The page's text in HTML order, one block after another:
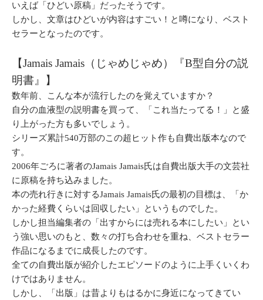
いえば「ひどい原稿」だったそうです。
しかし、文章はひどいが内容はすごい！と噂になり、ベスト
セラーとなったのです。
【Jamais Jamais（じゃめじゃめ）『B型自分の説
明書』】
数年前、こんな本が流行したのを覚えていますか？
自分の血液型の説明書を買って、「これ当たってる！」と盛
り上がった方も多いでしょう。
シリーズ累計540万部のこの超ヒット作も自費出版本なので
す。
2006年ごろに著者のJamais Jamais氏は自費出版大手の文芸社
に原稿を持ち込みました。
本の売れ行きに対するJamais Jamais氏の最初の目標は、「か
かった経費くらいは回収したい」というものでした。
しかし担当編集者の「出すからには売れる本にしたい」とい
う強い思いのもと、数々の打ち合わせを重ね、ベストセラー
作品になるまでに成長したのです。
全ての自費出版が紹介したエピソードのように上手くいくわ
けではありません。
しかし、「出版」は昔よりもはるかに身近になってきてい